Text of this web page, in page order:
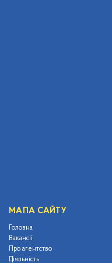
МАПА САЙТУ
Головна
Вакансії
Про агентство
Діяльність